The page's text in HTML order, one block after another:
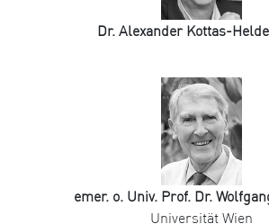
Dr. Alexander Kottas-
emer. o. Univ. Prof. Dr.
Universität Wien